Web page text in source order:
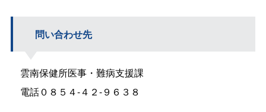
問い合わせ先
雲南保健所医事・難病支援課
電話０８５４-４２-９６３８